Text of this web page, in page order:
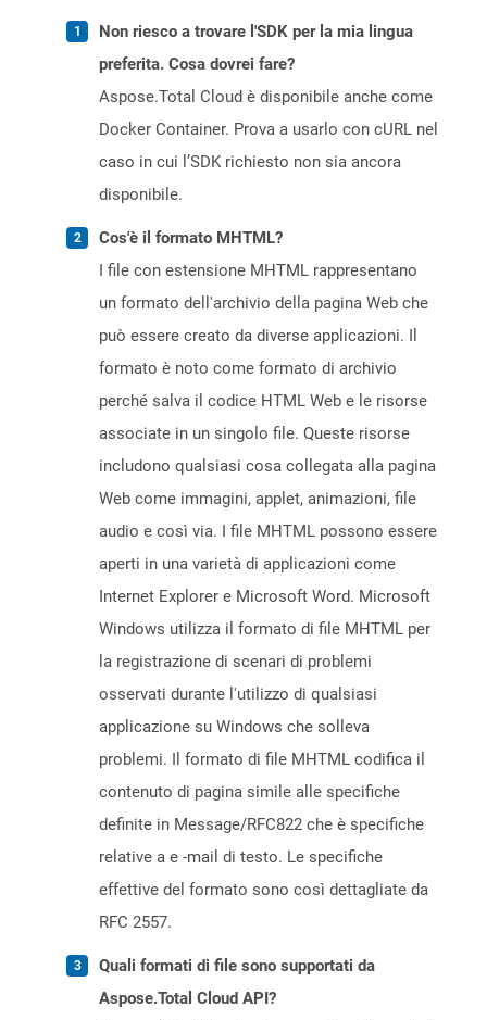
Non riesco a trovare l'SDK per la mia lingua
preferita. Cosa dovrei fare?
Aspose.Total Cloud è disponibile anche come
Docker Container. Prova a usarlo con cURL nel
caso in cui l’SDK richiesto non sia ancora
disponibile.
Cos'è il formato MHTML?
I file con estensione MHTML rappresentano
un formato dell'archivio della pagina Web che
può essere creato da diverse applicazioni. Il
formato è noto come formato di archivio
perché salva il codice HTML Web e le risorse
associate in un singolo file. Queste risorse
includono qualsiasi cosa collegata alla pagina
Web come immagini, applet, animazioni, file
audio e così via. I file MHTML possono essere
aperti in una varietà di applicazioni come
Internet Explorer e Microsoft Word. Microsoft
Windows utilizza il formato di file MHTML per
la registrazione di scenari di problemi
osservati durante l'utilizzo di qualsiasi
applicazione su Windows che solleva
problemi. Il formato di file MHTML codifica il
contenuto di pagina simile alle specifiche
definite in Message/RFC822 che è specifiche
relative a e -mail di testo. Le specifiche
effettive del formato sono così dettagliate da
RFC 2557.
Quali formati di file sono supportati da
Aspose.Total Cloud API?